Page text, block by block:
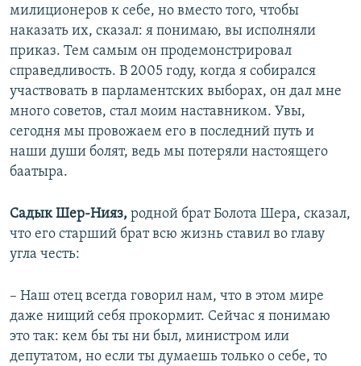
милиционеров к себе, но вместо того, чтобы
наказать их, сказал: я понимаю, вы исполняли
приказ. Тем самым он продемонстрировал
справедливость. В 2005 году, когда я собирался
участвовать в парламентских выборах, он дал мне
много советов, стал моим наставником. Увы,
сегодня мы провожаем его в последний путь и
наши души болят, ведь мы потеряли настоящего
баатыра.
Садык Шер-Нияз, родной брат Болота Шера, сказал,
что его старший брат всю жизнь ставил во главу
угла честь:
– Наш отец всегда говорил нам, что в этом мире
даже нищий себя прокормит. Сейчас я понимаю
это так: кем бы ты ни был, министром или
депутатом, но если ты думаешь только о себе, то